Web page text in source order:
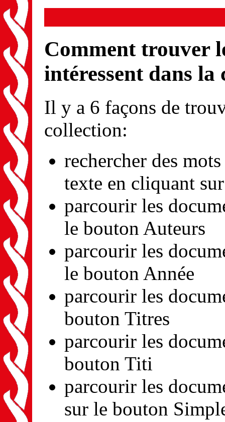
Comment trouver
intéressent dans
Il y a 6 façons de
collection:
rechercher des
texte en cliquant
parcourir les
le bouton Auteurs
parcourir les
le bouton Année
parcourir les
bouton Titres
parcourir les
bouton Titi
parcourir les
sur le bouton